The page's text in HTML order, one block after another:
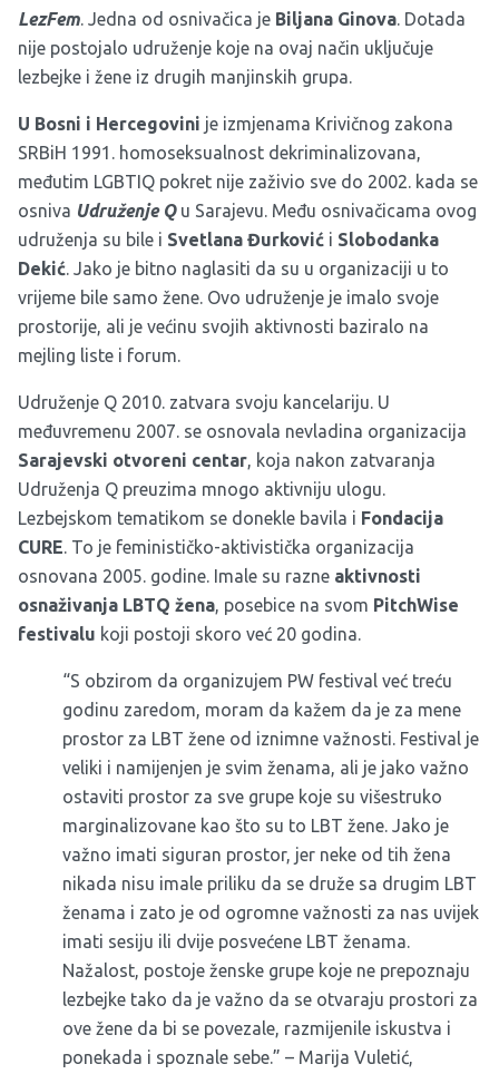
LezFem. Jedna od osnivačica je Biljana Ginova. Dotada
nije postojalo udruženje koje na ovaj način uključuje
lezbejke i žene iz drugih manjinskih grupa.
U Bosni i Hercegovini je izmjenama Krivičnog zakona
SRBiH 1991. homoseksualnost dekriminalizovana,
međutim LGBTIQ pokret nije zaživio sve do 2002. kada se
osniva Udruženje Qu Sarajevu. Među osnivačicama ovog
udruženja su bile i Svetlana Đurković i Slobodanka
Dekić. Jako je bitno naglasiti da su u organizaciji u to
vrijeme bile samo žene. Ovo udruženje je imalo svoje
prostorije, ali je većinu svojih aktivnosti baziralo na
mejling liste i forum.
Udruženje Q 2010. zatvara svoju kancelariju. U
međuvremenu 2007. se osnovala nevladina organizacija
Sarajevski otvoreni centar, koja nakon zatvaranja
Udruženja Q preuzima mnogo aktivniju ulogu.
Lezbejskom tematikom se donekle bavila i Fondacija
CURE. To je feminističko-aktivistička organizacija
osnovana 2005. godine. Imale su razne aktivnosti
osnaživanja LBTQ žena, posebice na svom PitchWise
festivalu koji postoji skoro već 20 godina.
“S obzirom da organizujem PW festival već treću
godinu zaredom, moram da kažem da je za mene
prostor za LBT žene od iznimne važnosti. Festival je
veliki i namijenjen je svim ženama, ali je jako važno
ostaviti prostor za sve grupe koje su višestruko
marginalizovane kao što su to LBT žene. Jako je
važno imati siguran prostor, jer neke od tih žena
nikada nisu imale priliku da se druže sa drugim LBT
ženama i zato je od ogromne važnosti za nas uvijek
imati sesiju ili dvije posvećene LBT ženama.
Nažalost, postoje ženske grupe koje ne prepoznaju
lezbejke tako da je važno da se otvaraju prostori za
ove žene da bi se povezale, razmijenile iskustva i
ponekada i spoznale sebe.” – Marija Vuletić,